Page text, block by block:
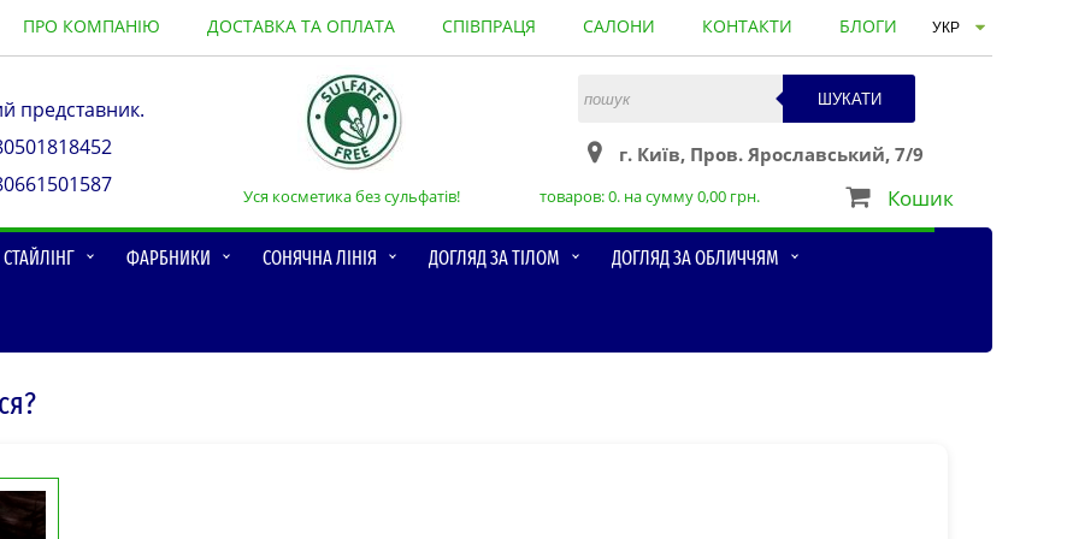
ПРО КОМПАНІЮ ДОСТАВКА ТА ОПЛАТА СПІВПРАЦЯ САЛОНИ КОНТАКТИ БЛОГИ
представник.
Уся косметика без сульфатів!
ШУКАТИ
г. Київ, Пров. Ярославський, 7/9
товаров:0. на сумму0,00 грн. Кошик
СТАЙЛІНГ ФАРБНИКИ СОНЯЧНА ЛІНІЯ ДОГЛЯД ЗА ТІЛОМ ДОГЛЯД ЗА ОБЛИЧЧЯМ